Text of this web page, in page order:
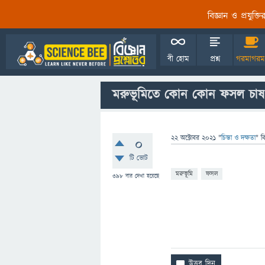
বিজ্ঞান ও
বী হোম প্রশ্ন
মরুভূমিতে কোন কোন ফসল চাষ
0
টি ভোট
398 বার দেখা হয়েছে
22 অক্টোবর 2021 "চিন্তা ও দক্ষতা"
মরুভূমি ফসল